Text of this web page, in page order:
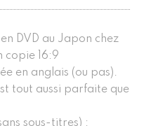
DVD au Japon chez
copie 16:9
en anglais (ou pas).
tout aussi parfaite que
sous-titres) :